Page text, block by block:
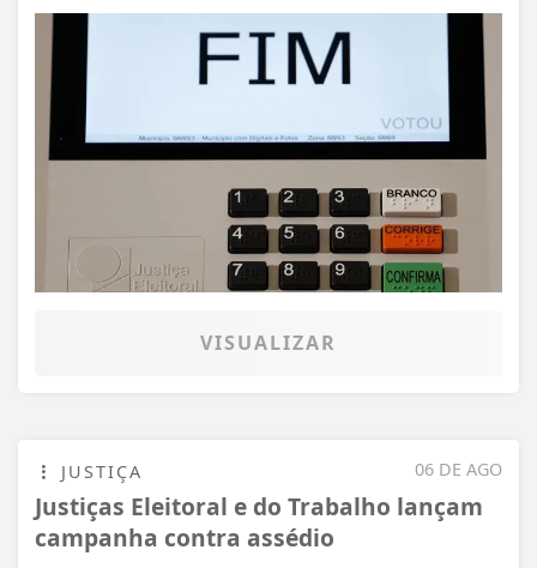
VISUALIZAR
06 DE AGO
JUSTIÇA
Justiças Eleitoral e do Trabalho lançam
campanha contra assédio